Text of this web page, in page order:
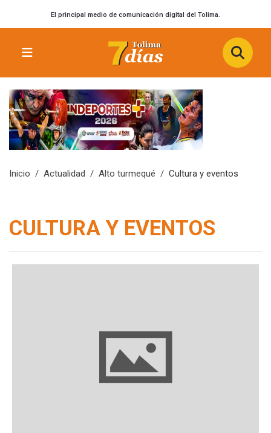
El principal medio de comunicación digital del Tolima.
Inicio Actualidad Alto turmequé Cultura y eventos
CULTURA Y EVENTOS